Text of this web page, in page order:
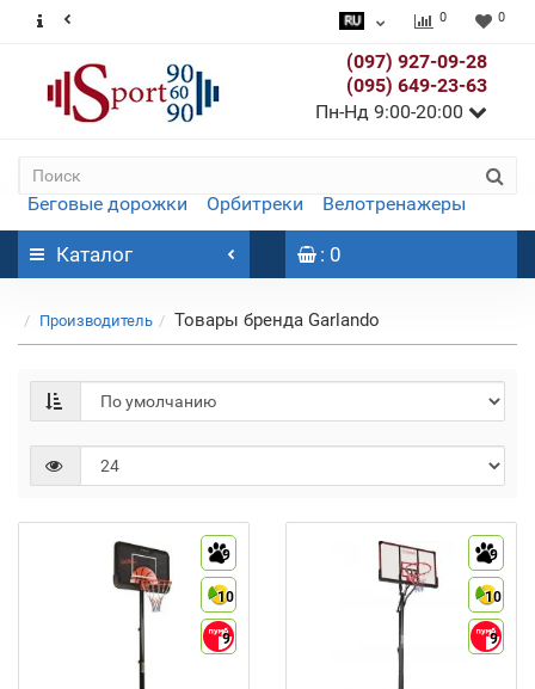
0 0
(097) 927-09-28
(095) 649-23-63
Пн-Нд 9:00-20:00
Беговые дорожки Орбитреки Велотренажеры
Каталог : 0
Производитель Товары бренда Garlando
9
10
9
9
10
9